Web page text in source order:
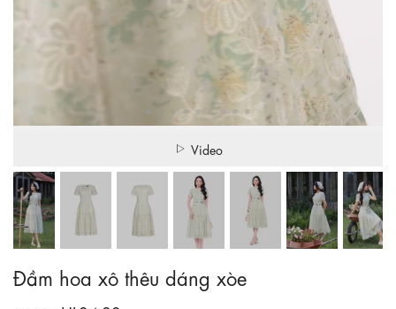
Video
Đầm hoa xô thêu dáng xòe